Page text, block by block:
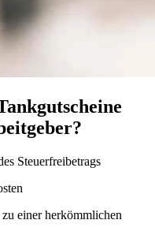
Steuerfreibetrags
einer herkömmlichen